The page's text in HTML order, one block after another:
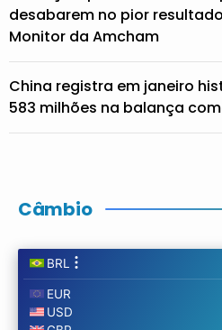
desabarem no pior
Monitor da Amcham
China registra em janeiro
583 milhões na balança
Câmbio